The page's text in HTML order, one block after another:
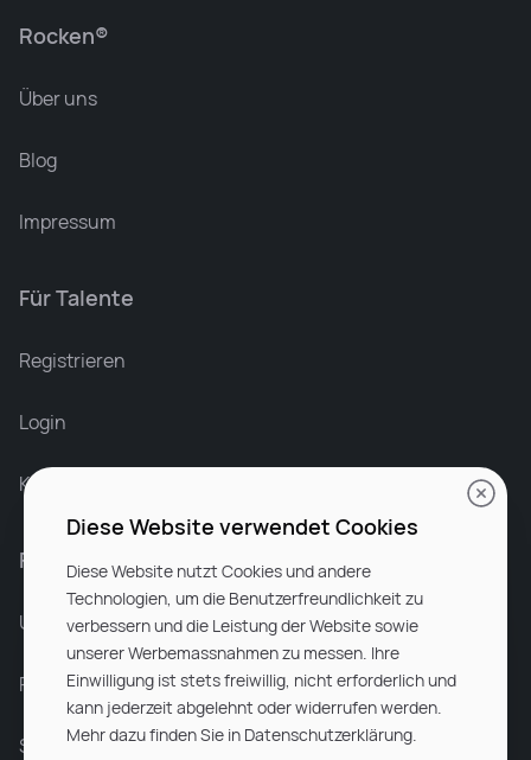
Rocken®
Über uns
Blog
Impressum
Für Talente
Registrieren
Login
Karriere bei Rocken
Für Unternehmen
Unsere Dienstleistungen
Partnerunternehmen
Sitemap
Diese Website verwendet Cookies
Diese Website nutzt Cookies und andere
Technologien, um die Benutzerfreundlichkeit zu
verbessern und die Leistung der Website sowie
unserer Werbemassnahmen zu messen. Ihre
Einwilligung ist stets freiwillig, nicht erforderlich und
kann jederzeit abgelehnt oder widerrufen werden.
Mehr dazu finden Sie in Datenschutzerklärung.